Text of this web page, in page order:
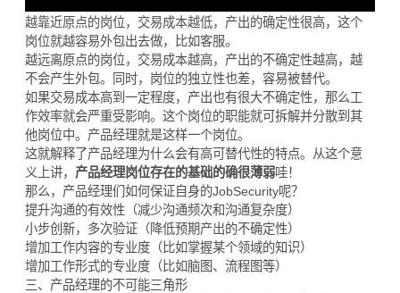
越靠近原点的岗位，交易成本越低，产出的确定性很高，这个
岗位就越容易外包出去做，比如客服。
越远离原点的岗位，交易成本越高，产出的不确定性越高，越
不会产生外包。同时，岗位的独立性也差，容易被替代。
如果交易成本高到一定程度，产出也有很大不确定性，那么工
作效率就会严重受影响。这个岗位的职能就可拆解并分散到其
他岗位中。产品经理就是这样一个岗位。
这就解释了产品经理为什么会有高可替代性的特点。从这个意
义上讲， 产品经理岗位存在的基础的确很薄弱哇！
那么，产品经理们如何保证自身的JobSecurity呢？
提升沟通的有效性（减少沟通频次和沟通复杂度）
小步创新，多次验证（降低预期产出的不确定性）
增加工作内容的专业度（比如掌握某个领域的知识）
增加工作形式的专业度（比如脑图、流程图等）
三、产品经理的不可能三角形